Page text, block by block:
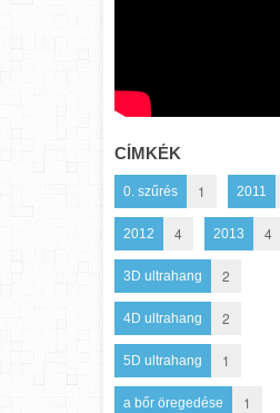
CÍMKÉK
0. szűrés 1 2011
2012 4 2013 4
3D ultrahang 2
4D ultrahang 2
5D ultrahang 1
a bőr öregedése 1